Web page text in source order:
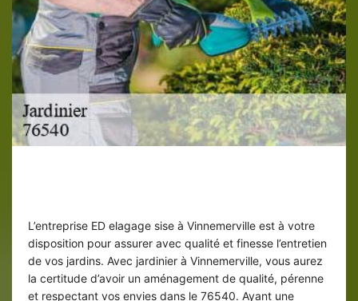
L’entreprise ED elagage sise à Vinnemerville est à votre
disposition pour assurer avec qualité et finesse l’entretien
de vos jardins. Avec jardinier à Vinnemerville, vous aurez
la certitude d’avoir un aménagement de qualité, pérenne
et respectant vos envies dans le 76540. Ayant une